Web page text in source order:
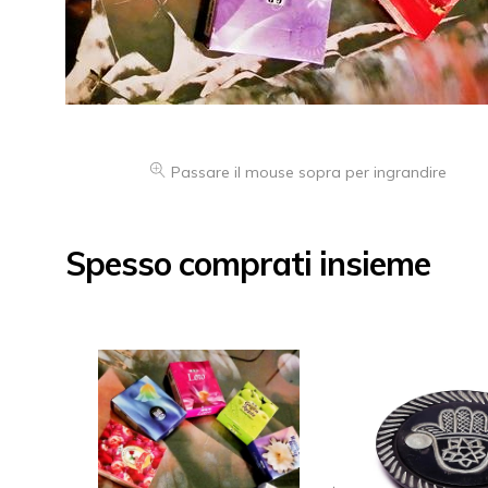
Passare il mouse sopra per ingrandire
Spesso comprati insieme